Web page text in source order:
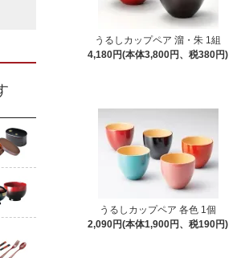
うるしカップペア 溜・朱 1組
4,180円(本体3,800円、税380円)
うるしカップペア 各色 1個
2,090円(本体1,900円、税190円)